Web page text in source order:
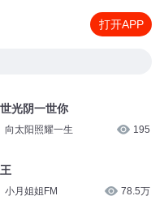
打开APP
光阴一世你
向太阳照耀一生 195
小月姐姐FM 78.5万